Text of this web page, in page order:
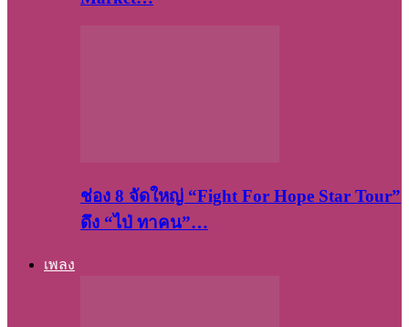
ช่อง 8 จัดใหญ่ “Fight For Hope Star Tour”
ดึง “ไป่ ทาคน”…
เพลง